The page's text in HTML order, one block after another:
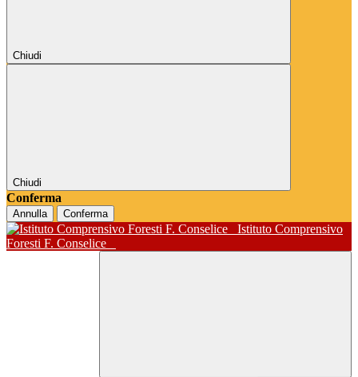
Chiudi
Chiudi
Conferma
Annulla Conferma
Istituto Comprensivo
Foresti F. Conselice